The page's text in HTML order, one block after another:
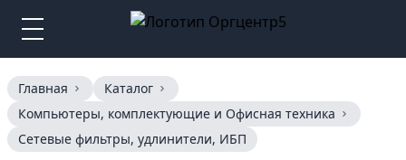
Главная
Каталог
Компьютеры, комплектующие и Офисная техника
Сетевые фильтры, удлинители, ИБП